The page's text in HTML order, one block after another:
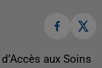
aux Soins